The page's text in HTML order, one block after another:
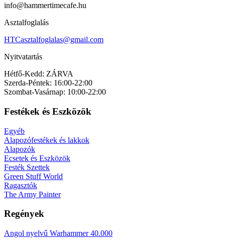
info@hammertimecafe.hu
Asztalfoglalás
HTCasztalfoglalas@gmail.com
Nyitvatartás
Hétfő-Kedd: ZÁRVA
Szerda-Péntek: 16:00-22:00
Szombat-Vasárnap: 10:00-22:00
Festékek és Eszközök
Egyéb
Alapozófestékek és lakkok
Alapozók
Ecsetek és Eszközök
Festék Szettek
Green Stuff World
Ragasztók
The Army Painter
Regények
Angol nyelvű Warhammer 40.000